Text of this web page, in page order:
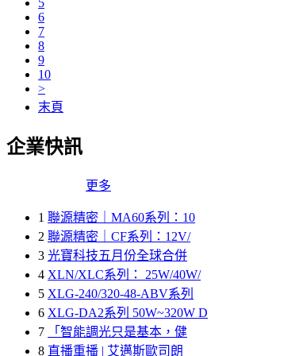
5
6
7
8
9
10
>
末頁
企業快訊
更多
1 聯源精密｜MA60系列：10
2 聯源精密｜CF系列：12V/
3 光寶科技五月份全球合併
4 XLN/XLC系列： 25W/40W/
5 XLG-240/320-48-ABV系列
6 XLG-DA2系列 50W~320W D
7
「智能調光只是基本，健
8 直播重播 | 艾邁斯歐司朗